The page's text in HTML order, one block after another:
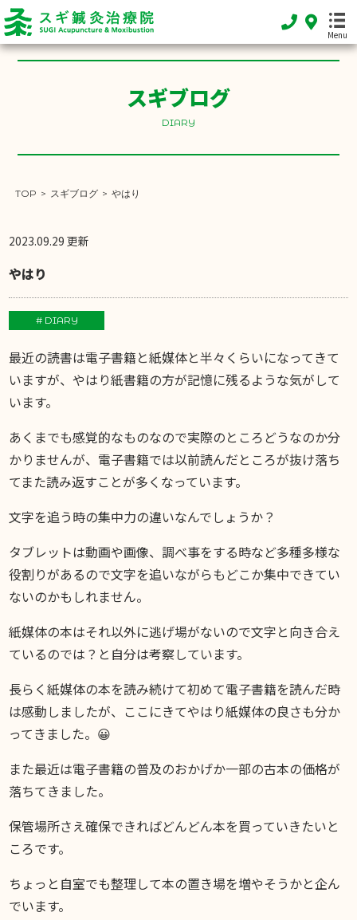
Menu
ホーム
HOME
FEATURE
スギブログ
DIARY
スギブログ
DIARY
TOP > スギブログ > やはり
2023.09.29 更新
やはり
# DIARY
最近の読書は電子書籍と紙媒体と半々くらいになってきて
いますが、やはり紙書籍の方が記憶に残るような気がして
います。
あくまでも感覚的なものなので実際のところどうなのか分
かりませんが、電子書籍では以前読んだところが抜け落ち
てまた読み返すことが多くなっています。
文字を追う時の集中力の違いなんでしょうか？
タブレットは動画や画像、調べ事をする時など多種多様な
役割りがあるので文字を追いながらもどこか集中できてい
ないのかもしれません。
紙媒体の本はそれ以外に逃げ場がないので文字と向き合え
ているのでは？と自分は考察しています。
長らく紙媒体の本を読み続けて初めて電子書籍を読んだ時
は感動しましたが、ここにきてやはり紙媒体の良さも分か
ってきました。😀
また最近は電子書籍の普及のおかげか一部の古本の価格が
落ちてきました。
保管場所さえ確保できればどんどん本を買っていきたいと
ころです。
ちょっと自室でも整理して本の置き場を増やそうかと企ん
でいます。